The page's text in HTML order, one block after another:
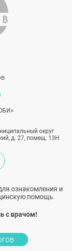
округ
д. 27, помещ. 13Н
ознакомления и
помощь.
с врачом!